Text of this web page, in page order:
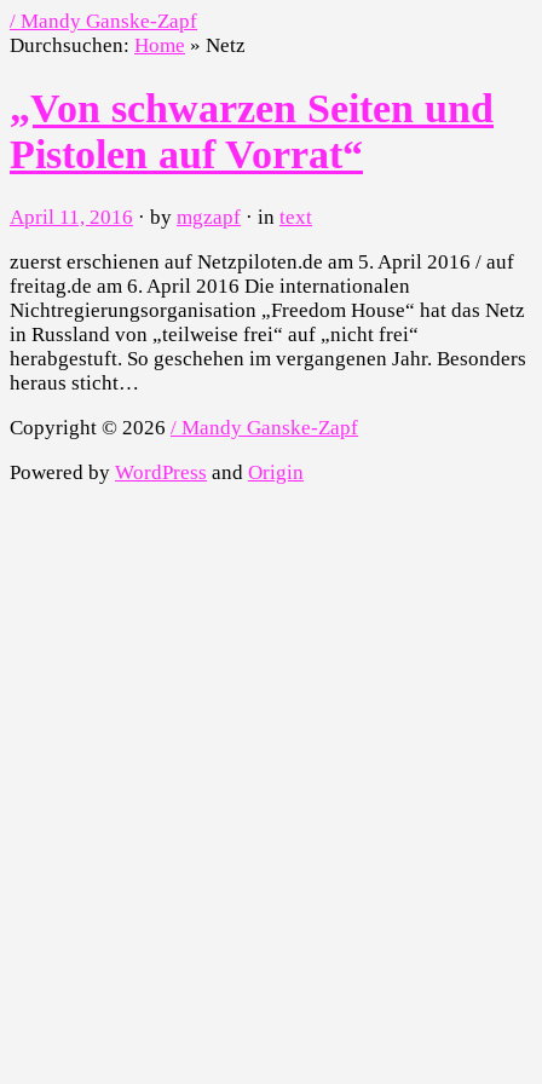
/ Mandy Ganske-Zapf
Durchsuchen: Home » Netz
„Von schwarzen Seiten und
Pistolen auf Vorrat“
April 11, 2016 · by mgzapf · in text
zuerst erschienen auf Netzpiloten.de am 5. April 2016 / auf
freitag.de am 6. April 2016 Die internationalen
Nichtregierungsorganisation „Freedom House“ hat das Netz
in Russland von „teilweise frei“ auf „nicht frei“
herabgestuft. So geschehen im vergangenen Jahr. Besonders
heraus sticht…
Copyright © 2026 / Mandy Ganske-Zapf
Powered by WordPress and Origin